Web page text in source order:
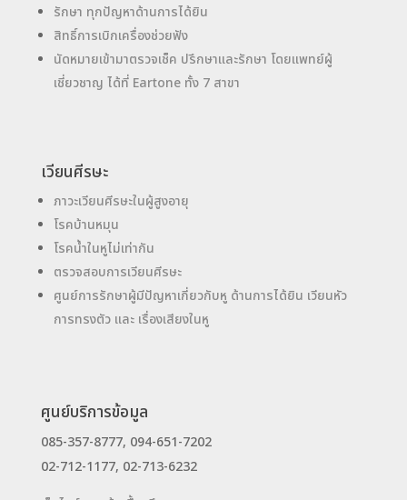
รักษา ทุกปัญหาด้านการได้ยิน
สิทธิ์การเบิกเครื่องช่วยฟัง
นัดหมายเข้ามาตรวจเช็ค ปรึกษาและรักษา โดยแพทย์ผู้
เชี่ยวชาญ ได้ที่ Eartone ทั้ง 7 สาขา
เวียนศีรษะ
ภาวะเวียนศีรษะในผู้สูงอายุ
โรคบ้านหมุน
โรคน้ำในหูไม่เท่ากัน
ตรวจสอบการเวียนศีรษะ
ศูนย์การรักษาผู้มีปัญหาเกี่ยวกับหู ด้านการได้ยิน เวียนหัว
การทรงตัว และ เรื่องเสียงในหู
ศูนย์บริการข้อมูล
085-357-8777, 094-651-7202
02-712-1177, 02-713-6232